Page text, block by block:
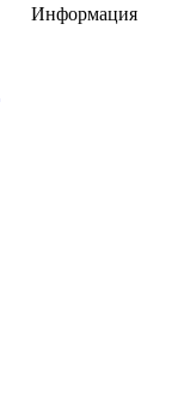
Информация